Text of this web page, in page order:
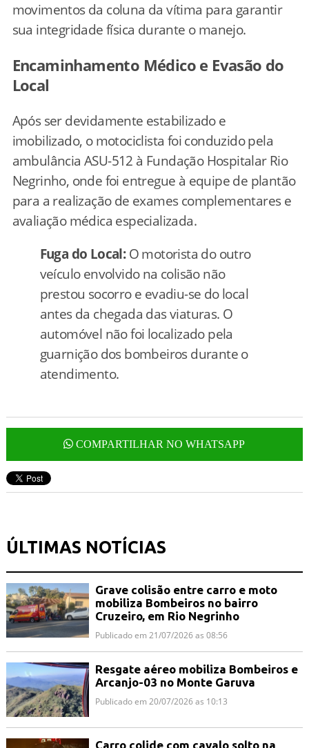
movimentos da coluna da vítima para garantir
sua integridade física durante o manejo.
Encaminhamento Médico e Evasão do
Local
Após ser devidamente estabilizado e
imobilizado, o motociclista foi conduzido pela
ambulância ASU-512 à Fundação Hospitalar Rio
Negrinho, onde foi entregue à equipe de plantão
para a realização de exames complementares e
avaliação médica especializada.
Fuga do Local:O motorista do outro
veículo envolvido na colisão não
prestou socorro e evadiu-se do local
antes da chegada das viaturas. O
automóvel não foi localizado pela
guarnição dos bombeiros durante o
atendimento.
COMPARTILHAR NO WHATSAPP
ÚLTIMAS NOTÍCIAS
Grave colisão entre carro e moto
mobiliza Bombeiros no bairro
Cruzeiro, em Rio Negrinho
Publicado em 21/07/2026 as 08:56
Resgate aéreo mobiliza Bombeiros e
Arcanjo-03 no Monte Garuva
Publicado em 20/07/2026 as 10:13
Carro colide com cavalo solto na